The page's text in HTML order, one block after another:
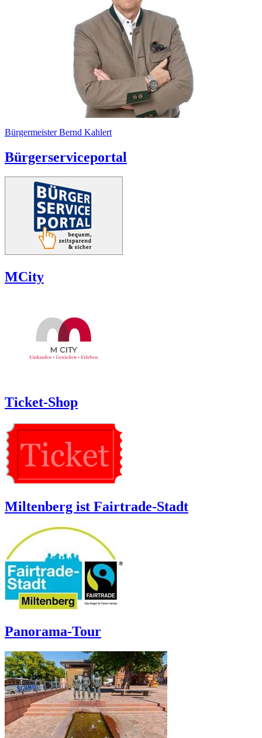
Bürgermeister Bernd Kahlert
Bürgerserviceportal
MCity
Ticket-Shop
Miltenberg ist Fairtrade-Stadt
Panorama-Tour